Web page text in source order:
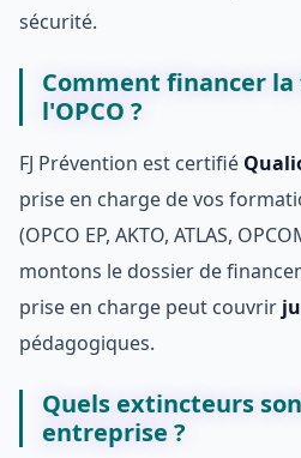
sécurité.
Comment financer
l'OPCO ?
FJ Prévention est certifié
prise en charge de vos
(OPCO EP, AKTO, ATLAS,
montons le dossier de
prise en charge peut couvrir
pédagogiques.
Quels extincteurs
entreprise ?